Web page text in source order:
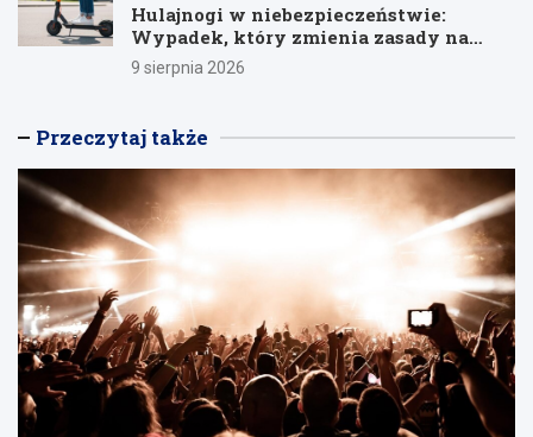
Hulajnogi w niebezpieczeństwie:
Wypadek, który zmienia zasady na
drogach
9 sierpnia 2026
Przeczytaj także